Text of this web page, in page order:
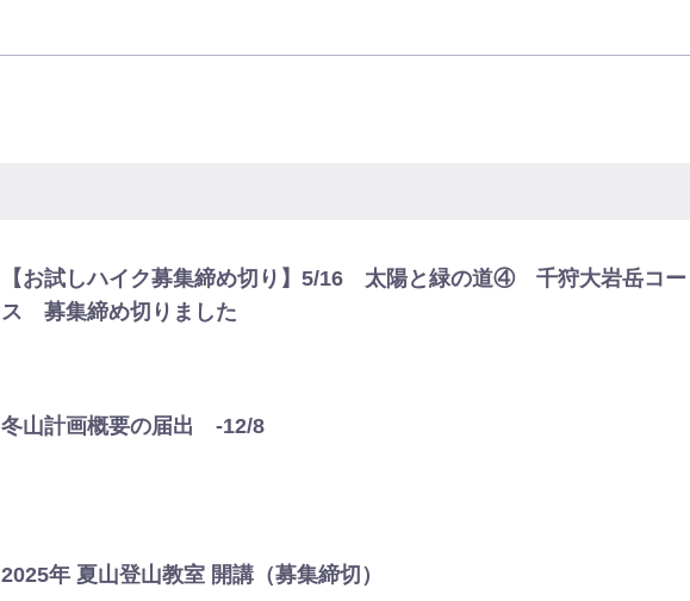
【お試しハイク募集締め切り】5/16 太陽と緑の道④ 千狩大岩岳コー
ス 募集締め切りました
冬山計画概要の届出 -12/8
2025年 夏山登山教室 開講（募集締切）